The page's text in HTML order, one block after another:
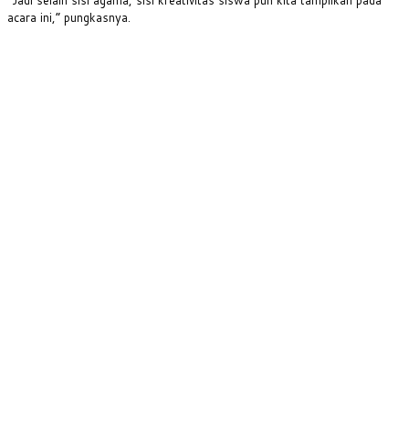
acara ini,” pungkasnya.